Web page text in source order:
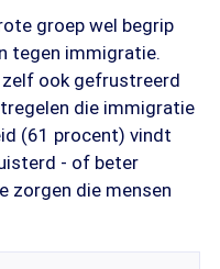
groep wel begrip
tegen immigratie.
ook gefrustreerd
die immigratie
(61 procent) vindt
- of beter
zorgen die mensen